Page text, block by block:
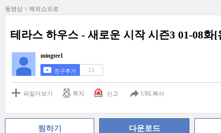
동영상 > 해외쇼프로
테라스 하우스 - 새로운 시작 시즌3 01-08화[
mingtee1
친구추가 23
파일더보기 쪽지 신고 URL복사
찜하기 다운로드